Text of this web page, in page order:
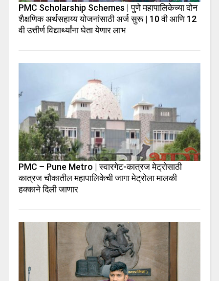
PMC Scholarship Schemes | पुणे महापालिकेच्या दोन
शैक्षणिक अर्थसहाय्य योजनांसाठी अर्ज सुरू | 10 वी आणि 12
वी उत्तीर्ण विद्यार्थ्यांना घेता येणार लाभ
PMC – Pune Metro | स्वारगेट-कात्रज मेट्रोसाठी
कात्रज चौकातील महापालिकेची जागा मेट्रोला मालकी
हक्काने दिली जाणार